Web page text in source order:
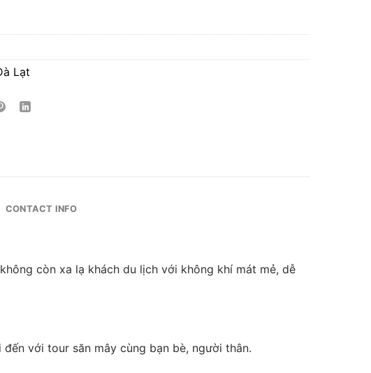
Lạt
CONTACT INFO
còn xa lạ khách du lịch với không khí mát mẻ, dễ
với tour săn mây cùng bạn bè, người thân.